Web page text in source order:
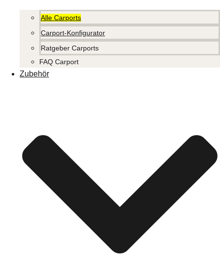
Alle Carports
Carport-Konfigurator
Ratgeber Carports
FAQ Carport
Zubehör